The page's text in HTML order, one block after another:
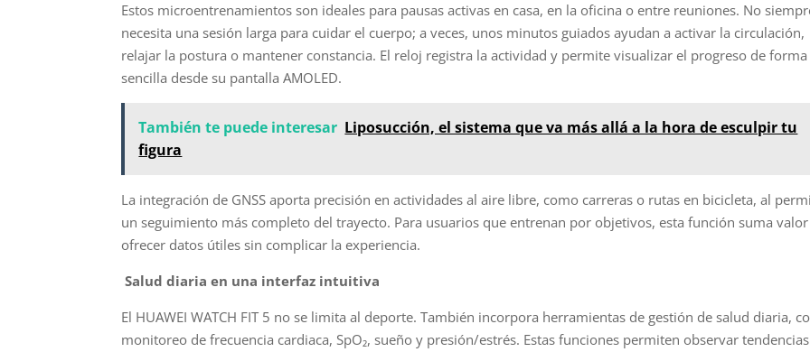
Estos microentrenamientos son ideales para pausas activas en casa, en la oficina o entre reuniones. No
necesita una sesión larga para cuidar el cuerpo; a veces, unos minutos guiados ayudan a activar la circulación,
relajar la postura o mantener constancia. El reloj registra la actividad y permite visualizar el progreso de forma
sencilla desde su pantalla AMOLED.
También te puede interesar Liposucción, el sistema que va más allá a la hora de esculpir tu
figura
La integración de GNSS aporta precisión en actividades al aire libre, como carreras o rutas en bicicleta, al
un seguimiento más completo del trayecto. Para usuarios que entrenan por objetivos, esta función suma valor
ofrecer datos útiles sin complicar la experiencia.
Salud diaria en una interfaz intuitiva
El HUAWEI WATCH FIT 5 no se limita al deporte. También incorpora herramientas de gestión de salud diaria,
monitoreo de frecuencia cardiaca, SpO₂, sueño y presión/estrés. Estas funciones permiten observar tendencias